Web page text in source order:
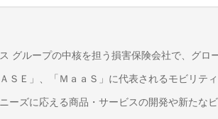
グループの中核を担う損害保険会社で、グロ
ＳＥ」、「ＭａａＳ」に代表されるモビリテ
ーズに応える商品・サービスの開発や新たな